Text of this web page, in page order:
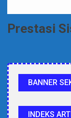
Prestasi
BANNER
INDEKS